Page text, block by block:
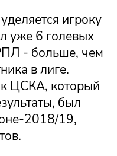
игроку
уже 6 голевых
- больше, чем
в лиге.
ЦСКА, который
был
2018/19,